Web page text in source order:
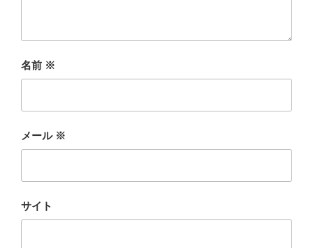
名前 ※
メール ※
サイト